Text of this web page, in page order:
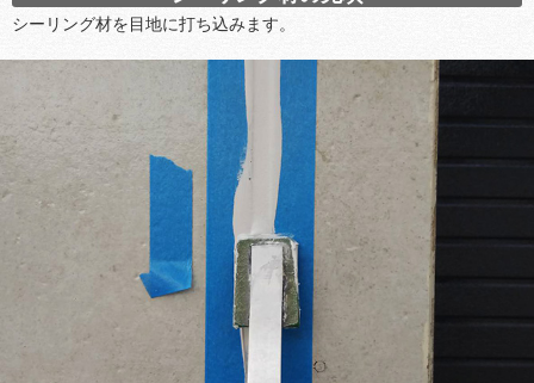
シーリング材を目地に打ち込みます。